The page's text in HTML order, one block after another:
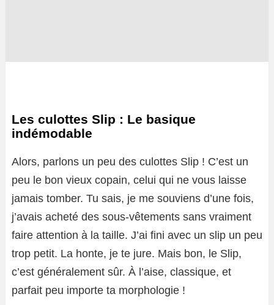
Les culottes Slip : Le basique
indémodable
Alors, parlons un peu des culottes Slip ! C’est un
peu le bon vieux copain, celui qui ne vous laisse
jamais tomber. Tu sais, je me souviens d’une fois,
j’avais acheté des sous-vêtements sans vraiment
faire attention à la taille. J’ai fini avec un slip un peu
trop petit. La honte, je te jure. Mais bon, le Slip,
c’est généralement sûr. À l’aise, classique, et
parfait peu importe ta morphologie !